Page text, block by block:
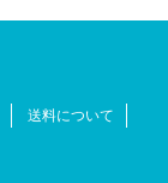
送料について